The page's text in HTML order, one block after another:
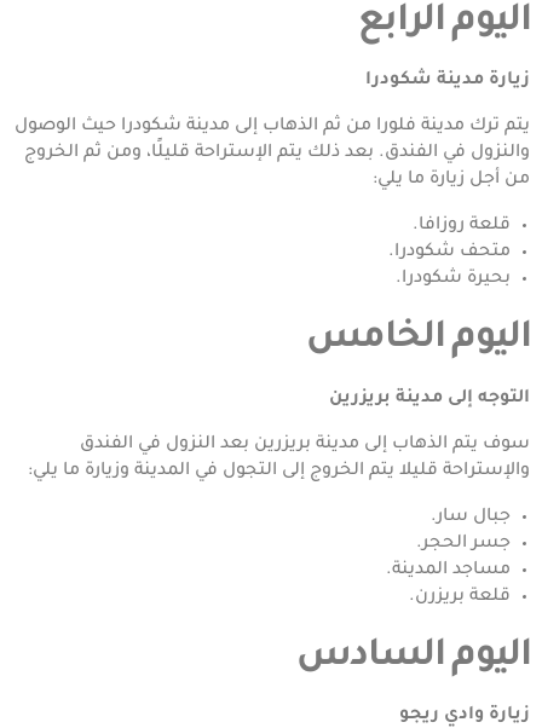
اليوم الرابع
زيارة مدينة شكودرا
يتم ترك مدينة فلورا من ثم الذهاب إلى مدينة شكودرا حيث الوصول
والنزول في الفندق. بعد ذلك يتم الإستراحة قليلًا، ومن ثم الخروج
من أجل زيارة ما يلي:
قلعة روزافا.
متحف شكودرا.
بحيرة شكودرا.
اليوم الخامس
التوجه إلى مدينة بريزرين
سوف يتم الذهاب إلى مدينة بريزرين بعد النزول في الفندق
والإستراحة قليلا يتم الخروج إلى التجول في المدينة وزيارة ما يلي:
جبال سار.
جسر الحجر.
مساجد المدينة.
قلعة بريزرن.
اليوم السادس
زيارة وادي ريجو